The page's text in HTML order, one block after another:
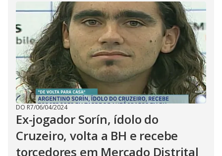
DO R7/06/04/2024
Ex-jogador Sorín, ídolo do
Cruzeiro, volta a BH e recebe
torcedores em Mercado Distrital